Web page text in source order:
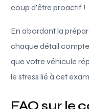
coup d’être proactif !
En abordant la
chaque détail
que votre véhicule
le stress lié à cet
FAQ sur le